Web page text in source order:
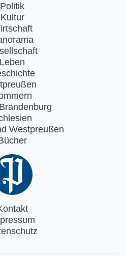
Politik
Kultur
Leben
Westpreußen